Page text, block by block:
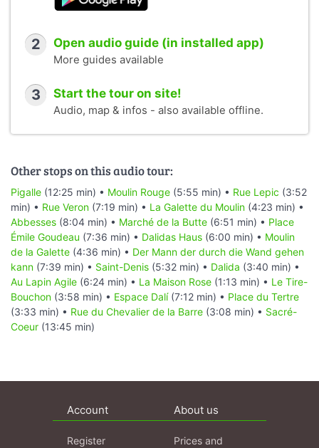
2 Open audio guide (in installed app)
More guides available
3 Start the tour on site!
Audio, map & infos - also available offline.
Other stops on this audio tour:
Pigalle (12:25 min) • Moulin Rouge (5:55 min) • Rue Lepic (3:52
min) • Rue Veron (7:19 min) • La Galette du Moulin (4:23 min) •
Abbesses (8:04 min) • Marché de la Butte (6:51 min) • Place
Émile Goudeau (7:36 min) • Dalidas Haus (6:00 min) • Moulin
de la Galette (4:36 min) • Der Mann der durch die Wand gehen
kann (7:39 min) • Saint-Denis (5:32 min) • Dalida (3:40 min) •
Au Lapin Agile (6:24 min) • La Maison Rose (1:13 min) • Le Tire-
Bouchon (3:58 min) • Espace Dalí(7:12 min) • Place du Tertre
(3:33 min) • Rue du Chevalier de la Barre (3:08 min) • Sacré-
Coeur (13:45 min)
Account
Register
About us
Prices and